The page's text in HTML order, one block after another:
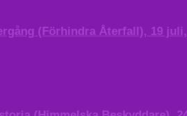
(Förhindra Återfall), 19